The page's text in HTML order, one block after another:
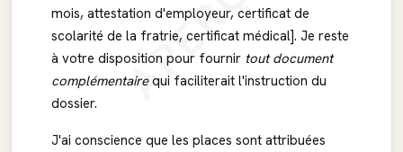
mois, attestation d'employeur, certificat de
scolarité de la fratrie, certificat médical]. Je reste
à votre disposition pour fournir tout document
complémentairequi faciliterait l'instruction du
dossier.
J'ai conscience que les places sont attribuées